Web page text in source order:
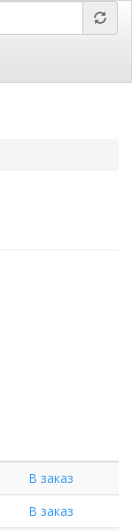
В заказ
В заказ